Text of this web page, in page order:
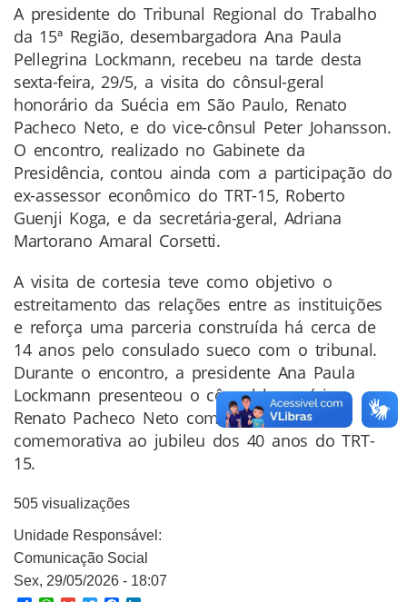
Conteúdo
da
Notícia
A presidente do Tribunal Regional do Trabalho
da 15ª Região, desembargadora Ana Paula
Pellegrina Lockmann, recebeu na tarde desta
sexta-feira, 29/5, a visita do cônsul-geral
honorário da Suécia em São Paulo, Renato
Pacheco Neto, e do vice-cônsul Peter Johansson.
O encontro, realizado no Gabinete da
Presidência, contou ainda com a participação do
ex-assessor econômico do TRT-15, Roberto
Guenji Koga, e da secretária-geral, Adriana
Martorano Amaral Corsetti.
A visita de cortesia teve como objetivo o
estreitamento das relações entre as instituições
e reforça uma parceria construída há cerca de
14 anos pelo consulado sueco com o tribunal.
Durante o encontro, a presidente Ana Paula
Lockmann presenteou o cônsul honorário
Renato Pacheco Neto com a moeda
comemorativa ao jubileu dos 40 anos do TRT-
15.
505 visualizações
Unidade Responsável:
Comunicação Social
Sex, 29/05/2026 - 18:07